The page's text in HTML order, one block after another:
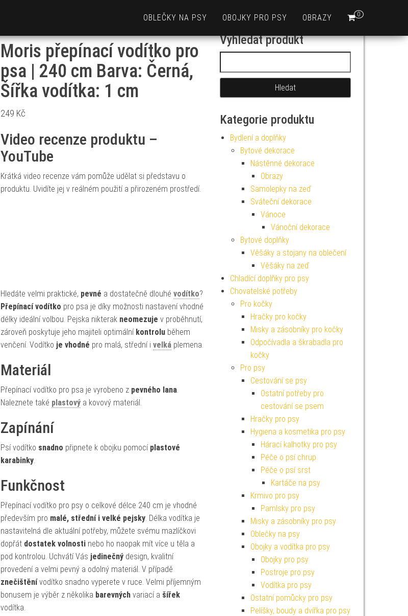
0
OBLEČKY NA PSY OBOJKY PRO PSY OBRAZY
Moris přepínací vodítko pro
psa | 240 cm Barva: Černá,
Šířka vodítka: 1 cm
249 Kč
Video recenze produktu –
YouTube
Krátká video recenze vám pomůže udělat si představu o
produktu. Uvidíte jej v reálném použití a přirozeném prostředí.
Hledáte velmi praktické, pevné a dostatečně dlouhé vodítko?
Přepínací vodítko pro psa je díky možnosti nastavení vhodné
délky ideální volbou. Pejska nikterak neomezuje v proběhnutí,
zároveň poskytuje jeho majiteli optimální kontroluběhem
venčení. Vodítko je vhodné pro malá, střední i velkáplemena.
Materiál
Přepínací vodítko pro psa je vyrobeno zpevného lana.
Naleznete také plastovýa kovový materiál.
Zapínání
Psí vodítko snadno připnete k obojku pomocí plastové
karabinky.
Funkčnost
Přepínací vodítko pro psy o celkové délce 240 cm je vhodné
především pro malé, střední i velké pejsky. Délka vodítka je
nastavitelná dle aktuální potřeby, můžete svému mazlíčkovi
dopřát dostatek volnostinebo ho naopak mít více u těla a
pod kontrolou. Uchvátí Vás jedinečnýdesign, kvalitní
provedení a velmi pevný a odolný materiál. V případě
znečištěnívodítko snadno vyperete v ruce. Velmi příjemným
bonusem je výběr z několika barevnýchvariací a šířek
vodítka.
Vyhledat produkt
Kategorie produktu
Bydlení a doplňky
Bytové dekorace
Nástěnné dekorace
Obrazy
Samolepky na zeď
Sváteční dekorace
Vánoce
Vánoční dekorace
Bytové doplňky
Věšáky a stojany na oblečení
Věšáky na zeď
Chladící doplňky pro psy
Chovatelské potřeby
Pro kočky
Hračky pro kočky
Misky a zásobníky pro kočky
Odpočívadla a škrabadla pro
kočky
Pro psy
Cestování se psy
Ostatní potřeby pro
cestování se psem
Hračky pro psy
Hygiena a kosmetika pro psy
Hárací kalhotky pro psy
Péče o psí chrup
Péče o psí srst
Kartáče na psy
Krmivo pro psy
Pamlsky pro psy
Misky a zásobníky pro psy
Oblečky na psy
Obojky a vodítka pro psy
Obojky pro psy
Postroje pro psy
Vodítka pro psy
Ostatní pomůcky pro psy
Pelíšky, boudy a dvířka pro psy